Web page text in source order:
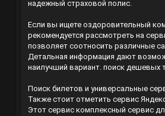
надежный страховой полис.
Если вы ищете оздоровительный
рекомендуется рассмотреть на
позволяет соотносить различные
Детальная информация дают
наилучший вариант. поиск дешевых
Поиск билетов и универсальные
Также стоит отметить сервис
Этот сервис комплексный сервис